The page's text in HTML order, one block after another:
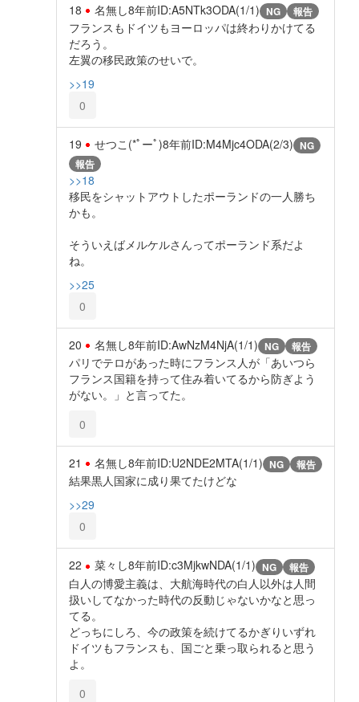
18 名無し8年前ID:A5NTk3ODA(1/1) NG 報告
フランスもドイツもヨーロッパは終わりかけてる
だろう。
左翼の移民政策のせいで。
>>19
0
19 せつこ(*ﾟーﾟ)8年前ID:M4Mjc4ODA(2/3) NG
報告
>>18
移民をシャットアウトしたポーランドの一人勝ち
かも。
そういえばメルケルさんってポーランド系だよ
ね。
>>25
0
20 名無し8年前ID:AwNzM4NjA(1/1) NG 報告
パリでテロがあった時にフランス人が「あいつら
フランス国籍を持って住み着いてるから防ぎよう
がない。」と言ってた。
0
21 名無し8年前ID:U2NDE2MTA(1/1) NG 報告
結果黒人国家に成り果てたけどな
>>29
0
22 菜々し8年前ID:c3MjkwNDA(1/1) NG 報告
白人の博愛主義は、大航海時代の白人以外は人間
扱いしてなかった時代の反動じゃないかなと思っ
てる。
どっちにしろ、今の政策を続けてるかぎりいずれ
ドイツもフランスも、国ごと乗っ取られると思う
よ。
0